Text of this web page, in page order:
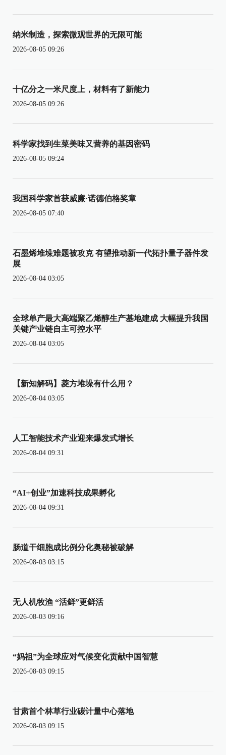
纳米制造，探索微观世界的无限可能
2026-08-05 09:26
十亿分之一米尺度上，材料有了新能力
2026-08-05 09:26
科学家找到生菜美味又营养的基因密码
2026-08-05 09:24
我国科学家首获威廉·诺德伯格奖章
2026-08-05 07:40
石墨烯堆垛难题被攻克 有望推动新一代拓扑量子器件发
展
2026-08-04 03:05
全球单产最大高端聚乙烯醇生产基地建成 大幅提升我国
关键产业链自主可控水平
2026-08-04 03:05
【新知解码】菱方堆垛有什么用？
2026-08-04 03:05
人工智能技术产业迎来爆发式增长
2026-08-04 09:31
“AI+创业”加速科技成果孵化
2026-08-04 09:31
肠道干细胞成比例分化奥秘被破解
2026-08-03 03:15
无人机牧渔 “活鲜”更鲜活
2026-08-03 09:16
“妈祖”为全球应对气候变化贡献中国智慧
2026-08-03 09:15
甘肃首个林草行业碳计量中心落地
2026-08-03 09:15